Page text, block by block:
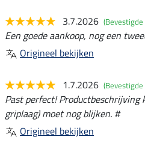
3.7.2026
Een goede aankoop, nog een
Origineel bekijken
1.7.2026
Past perfect! Productbeschrijving
griplaag) moet nog blijken. #
Origineel bekijken